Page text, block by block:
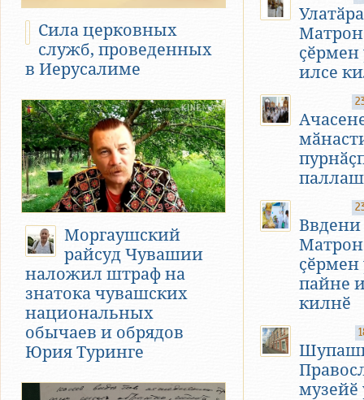
Сила церковных
служб, проведенных
в Иерусалиме
Моргаушский
райсуд Чувашии
наложил штраф на
знатока чувашских
национальных
обычаев и обрядов
Юрия Туринге
ҫӗрмен
илсе
Ввдени
ҫӗрмен
пайне
килнӗ
музейӗ